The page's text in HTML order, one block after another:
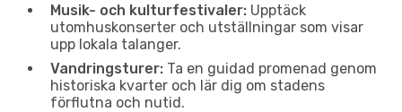
Musik- och kulturfestivaler: Upptäck
utomhuskonserter och utställningar som visar
upp lokala talanger.
Vandringsturer: Ta en guidad promenad genom
historiska kvarter och lär dig om stadens
förflutna och nutid.